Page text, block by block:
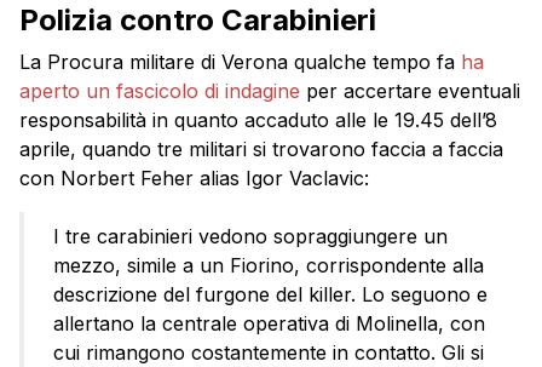
Polizia contro Carabinieri
La Procura militare di Verona qualche tempo fa ha
aperto un fascicolo di indagine per accertare eventuali
responsabilità in quanto accaduto alle le 19.45 dell’8
aprile, quando tre militari si trovarono faccia a faccia
con Norbert Feher alias Igor Vaclavic:
I tre carabinieri vedono sopraggiungere un
mezzo, simile a un Fiorino, corrispondente alla
descrizione del furgone del killer. Lo seguono e
allertano la centrale operativa di Molinella, con
cui rimangono costantemente in contatto. Gli si